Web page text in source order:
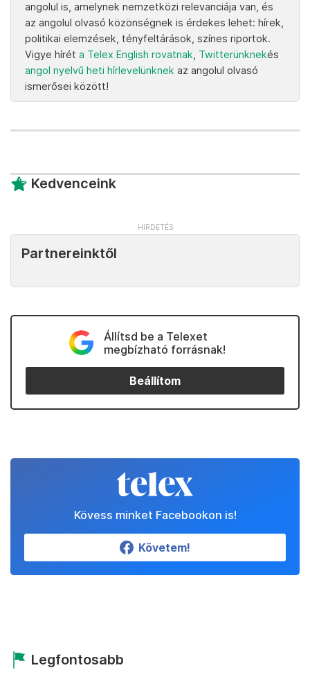
angolul is, amelynek nemzetközi relevanciája van, és
az angolul olvasó közönségnek is érdekes lehet: hírek,
politikai elemzések, tényfeltárások, színes riportok.
Vigye hírét a Telex English rovatnak Twitterünknekés
angol nyelvű heti hírlevelünknek az angolul olvasó
ismerősei között!
Kedvenceink
Partnereinktől
Állítsd be a Telexet
megbízható forrásnak!
Beállítom
Kövess minket Facebookon is!
Követem!
Legfontosabb